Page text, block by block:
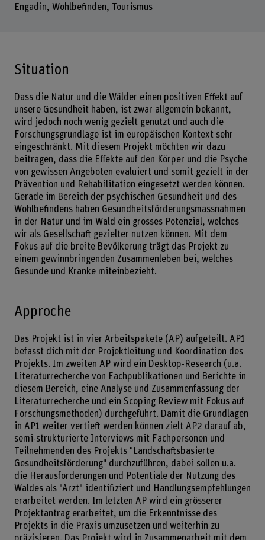
Engadin, Wohlbefinden, Tourismus
Situation
Dass die Natur und die Wälder einen positiven Effekt auf
unsere Gesundheit haben, ist zwar allgemein bekannt,
wird jedoch noch wenig gezielt genutzt und auch die
Forschungsgrundlage ist im europäischen Kontext sehr
eingeschränkt. Mit diesem Projekt möchten wir dazu
beitragen, dass die Effekte auf den Körper und die Psyche
von gewissen Angeboten evaluiert und somit gezielt in der
Prävention und Rehabilitation eingesetzt werden können.
Gerade im Bereich der psychischen Gesundheit und des
Wohlbefindens haben Gesundheitsförderungsmassnahmen
in der Natur und im Wald ein grosses Potenzial, welches
wir als Gesellschaft gezielter nutzen können. Mit dem
Fokus auf die breite Bevölkerung trägt das Projekt zu
einem gewinnbringenden Zusammenleben bei, welches
Gesunde und Kranke miteinbezieht.
Approche
Das Projekt ist in vier Arbeitspakete (AP) aufgeteilt. AP1
befasst dich mit der Projektleitung und Koordination des
Projekts. Im zweiten AP wird ein Desktop-Research (u.a.
Literaturrecherche von Fachpublikationen und Berichte in
diesem Bereich, eine Analyse und Zusammenfassung der
Literaturrecherche und ein Scoping Review mit Fokus auf
Forschungsmethoden) durchgeführt. Damit die Grundlagen
in AP1 weiter vertieft werden können zielt AP2 darauf ab,
semi-strukturierte Interviews mit Fachpersonen und
Teilnehmenden des Projekts "Landschaftsbasierte
Gesundheitsförderung" durchzuführen, dabei sollen u.a.
die Herausforderungen und Potentiale der Nutzung des
Waldes als "Arzt" identifiziert und Handlungsempfehlungen
erarbeitet werden. Im letzten AP wird ein grösserer
Projektantrag erarbeitet, um die Erkenntnisse des
Projekts in die Praxis umzusetzen und weiterhin zu